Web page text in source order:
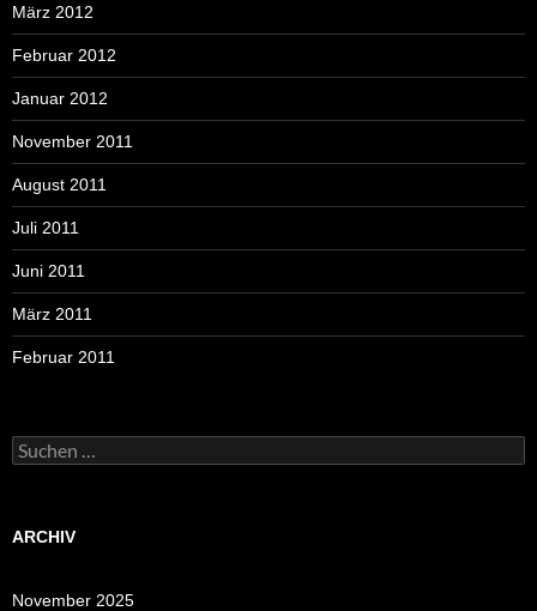
März 2012
Februar 2012
Januar 2012
November 2011
August 2011
Juli 2011
Juni 2011
März 2011
Februar 2011
Suchen
nach:
ARCHIV
November 2025